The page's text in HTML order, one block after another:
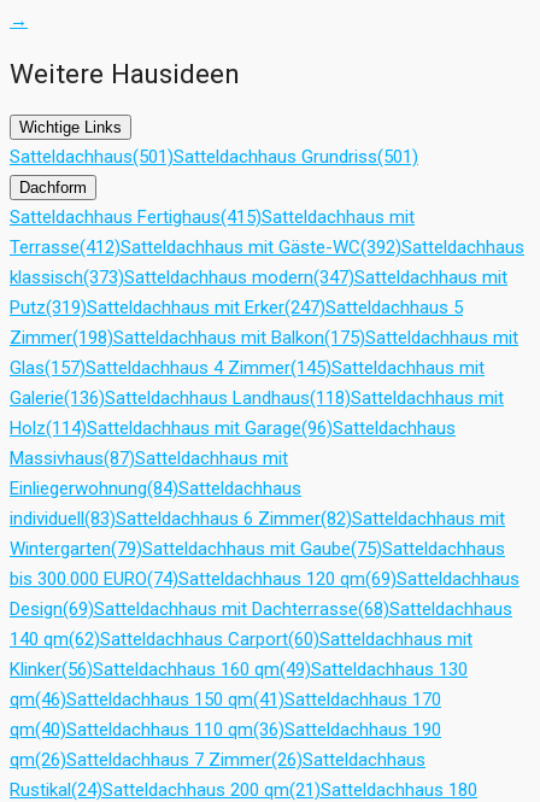
→
Weitere Hausideen
Wichtige Links
Satteldachhaus(501)Satteldachhaus Grundriss(501)
Dachform
Satteldachhaus Fertighaus(415)Satteldachhaus mit
Terrasse(412)Satteldachhaus mit Gäste-WC(392)Satteldachhaus
klassisch(373)Satteldachhaus modern(347)Satteldachhaus mit
Putz(319)Satteldachhaus mit Erker(247)Satteldachhaus 5
Zimmer(198)Satteldachhaus mit Balkon(175)Satteldachhaus mit
Glas(157)Satteldachhaus 4 Zimmer(145)Satteldachhaus mit
Galerie(136)Satteldachhaus Landhaus(118)Satteldachhaus mit
Holz(114)Satteldachhaus mit Garage(96)Satteldachhaus
Massivhaus(87)Satteldachhaus mit
Einliegerwohnung(84)Satteldachhaus
individuell(83)Satteldachhaus 6 Zimmer(82)Satteldachhaus mit
Wintergarten(79)Satteldachhaus mit Gaube(75)Satteldachhaus
bis 300.000 EURO(74)Satteldachhaus 120 qm(69)Satteldachhaus
Design(69)Satteldachhaus mit Dachterrasse(68)Satteldachhaus
140 qm(62)Satteldachhaus Carport(60)Satteldachhaus mit
Klinker(56)Satteldachhaus 160 qm(49)Satteldachhaus 130
qm(46)Satteldachhaus 150 qm(41)Satteldachhaus 170
qm(40)Satteldachhaus 110 qm(36)Satteldachhaus 190
qm(26)Satteldachhaus 7 Zimmer(26)Satteldachhaus
Rustikal(24)Satteldachhaus 200 qm(21)Satteldachhaus 180